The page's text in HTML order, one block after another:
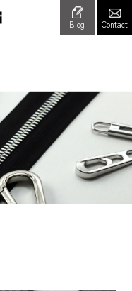
Blog Contact